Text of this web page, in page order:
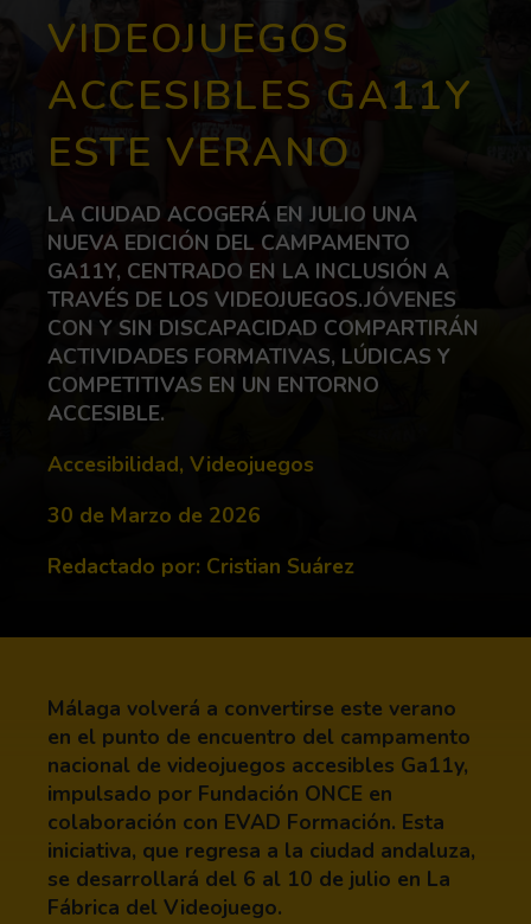
VIDEOJUEGOS
ACCESIBLES GA11Y
ESTE VERANO
LA CIUDAD ACOGERÁ EN JULIO UNA
NUEVA EDICIÓN DEL CAMPAMENTO
GA11Y, CENTRADO EN LA INCLUSIÓN A
TRAVÉS DE LOS VIDEOJUEGOS.JÓVENES
CON Y SIN DISCAPACIDAD COMPARTIRÁN
ACTIVIDADES FORMATIVAS, LÚDICAS Y
COMPETITIVAS EN UN ENTORNO
ACCESIBLE.
Categorías:
Accesibilidad, Videojuegos
fecha de publicación:
30 de Marzo de 2026
Redactado por: Cristian Suárez
Málaga volverá a convertirse este verano
en el punto de encuentro del campamento
nacional de videojuegos accesibles Ga11y,
impulsado por Fundación ONCE en
colaboración con EVAD Formación. Esta
iniciativa, que regresa a la ciudad andaluza,
se desarrollará del 6 al 10 de julio en La
Fábrica del Videojuego.